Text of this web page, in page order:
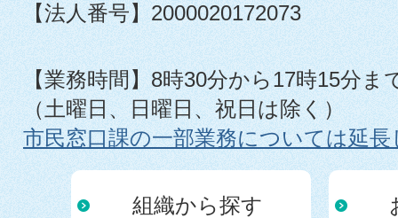
【法人番号】2000020172073
【業務時間】8時30分から17時15分ま
（土曜日、日曜日、祝日は除く）
市民窓口課の一部業務については延
組織から探す